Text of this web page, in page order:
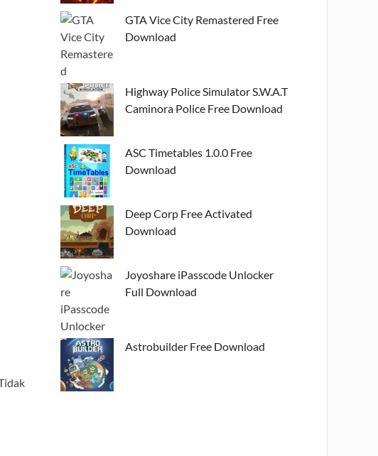
GTA Vice City Remastered Free
Download
Highway Police Simulator S.W.A.T
Caminora Police Free Download
ASC Timetables 1.0.0 Free
Download
Deep Corp Free Activated
Download
Joyoshare iPasscode Unlocker
Full Download
Astrobuilder Free Download